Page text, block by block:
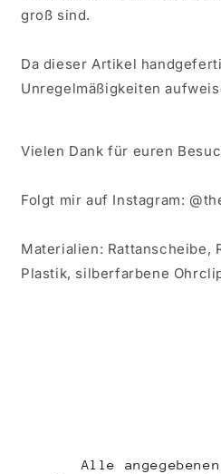
groß sind.
Da dieser Artikel
Unregelmäßigkeiten
Vielen Dank für euren
Folgt mir auf Instagram:
Materialien: Rattanscheibe,
Plastik, silberfarbene
Alle